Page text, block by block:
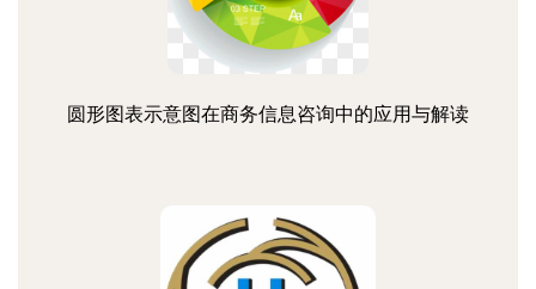
圆形图表示意图在商务信息咨询中的应用与解读